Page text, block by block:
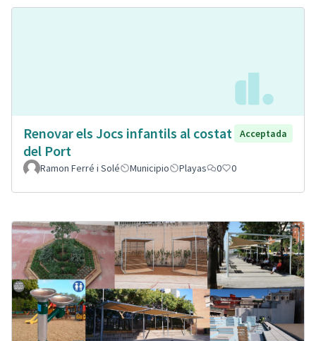
Renovar els Jocs infantils al costat
del Port
Acceptada
Ramon Ferré i Solé Municipio Playas 0 0